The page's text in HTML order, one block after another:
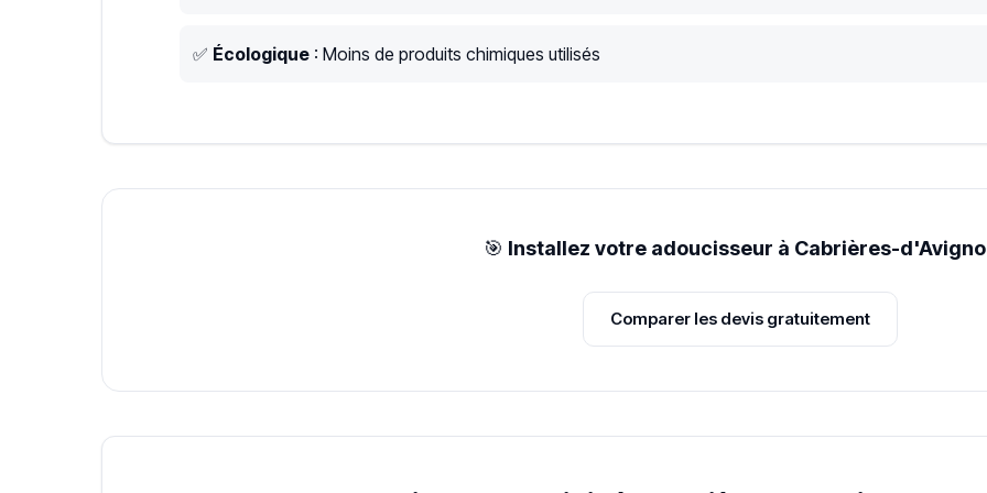
✅ Écologique : Moins de produits chimiques utilisés
🎯 Installez votre adoucisseur à Cabrières-
Comparer les devis gratuitement